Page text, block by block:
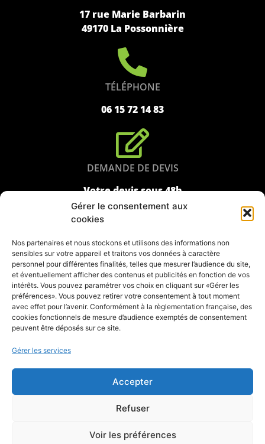
Gérer le consentement aux
cookies
Nos partenaires et nous stockons et utilisons des informations non
sensibles sur votre appareil et traitons vos données à caractère
personnel pour différentes finalités, telles que mesurer l’audience du site,
et éventuellement afficher des contenus et publicités en fonction de vos
intérêts. Vous pouvez paramétrer vos choix en cliquant sur «Gérer les
préférences». Vous pouvez retirer votre consentement à tout moment
avec effet pour l’avenir. Conformément à la règlementation française, des
cookies fonctionnels de mesure d’audience exemptés de consentement
peuvent être déposés sur ce site.
Gérer les services
Accepter
Refuser
Voir les préférences
17 rue Marie Barbarin
49170 La Possonnière
TÉLÉPHONE
06 15 72 14 83
DEMANDE DE DEVIS
Votre devis sous 48h
CONTACT
Contactez-nous
© Tous droits réservés –Mentions légales
Agences du Web | Angers